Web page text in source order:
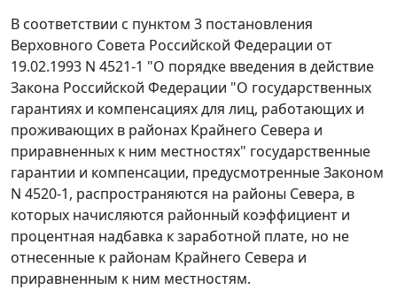
В соответствии с пунктом 3 постановления
Верховного Совета Российской Федерации от
19.02.1993 N 4521-1 "О порядке введения в действие
Закона Российской Федерации "О государственных
гарантиях и компенсациях для лиц, работающих и
проживающих в районах Крайнего Севера и
приравненных к ним местностях" государственные
гарантии и компенсации, предусмотренные Законом
N 4520-1, распространяются на районы Севера, в
которых начисляются районный коэффициент и
процентная надбавка к заработной плате, но не
отнесенные к районам Крайнего Севера и
приравненным к ним местностям.